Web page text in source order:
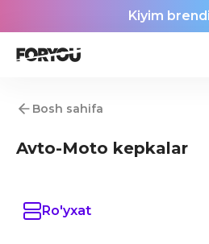
Kiyim
Bosh sahifa
Avto-Moto kepkalar
Ro'yxat